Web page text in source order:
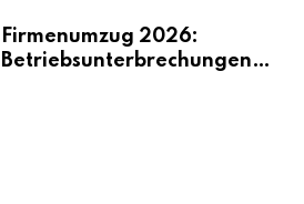
Firmenumzug 2026:
Betriebsunterbrechungen